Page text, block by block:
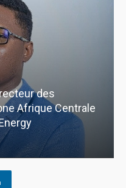
des
Afrique Centrale